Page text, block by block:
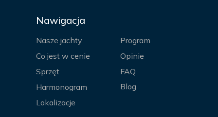
Nasze jachty
Co jest w cenie
Sprzęt
Harmonogram
Lokalizacje
Program
Opinie
Blog
FAQ
Nawigacja